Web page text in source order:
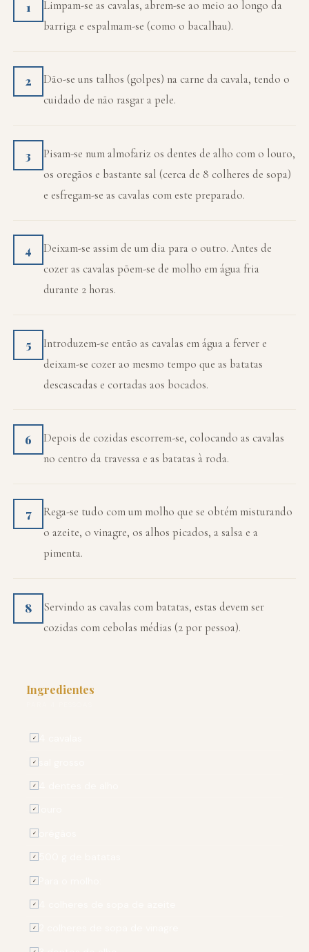
1
Limpam-se as cavalas, abrem-se ao meio ao longo da
barriga e espalmam-se (como o bacalhau).
2
Dão-se uns talhos (golpes) na carne da cavala, tendo o
cuidado de não rasgar a pele.
3
Pisam-se num almofariz os dentes de alho com o louro,
os oregãos e bastante sal (cerca de 8 colheres de sopa)
e esfregam-se as cavalas com este preparado.
4
Deixam-se assim de um dia para o outro. Antes de
cozer as cavalas põem-se de molho em água fria
durante 2 horas.
5
Introduzem-se então as cavalas em água a ferver e
deixam-se cozer ao mesmo tempo que as batatas
descascadas e cortadas aos bocados.
6
Depois de cozidas escorrem-se, colocando as cavalas
no centro da travessa e as batatas à roda.
7
Rega-se tudo com um molho que se obtém misturando
o azeite, o vinagre, os alhos picados, a salsa e a
pimenta.
8
Servindo as cavalas com batatas, estas devem ser
cozidas com cebolas médias (2 por pessoa).
Ingredientes
✓
✓
✓
✓
✓
✓
✓
✓
✓